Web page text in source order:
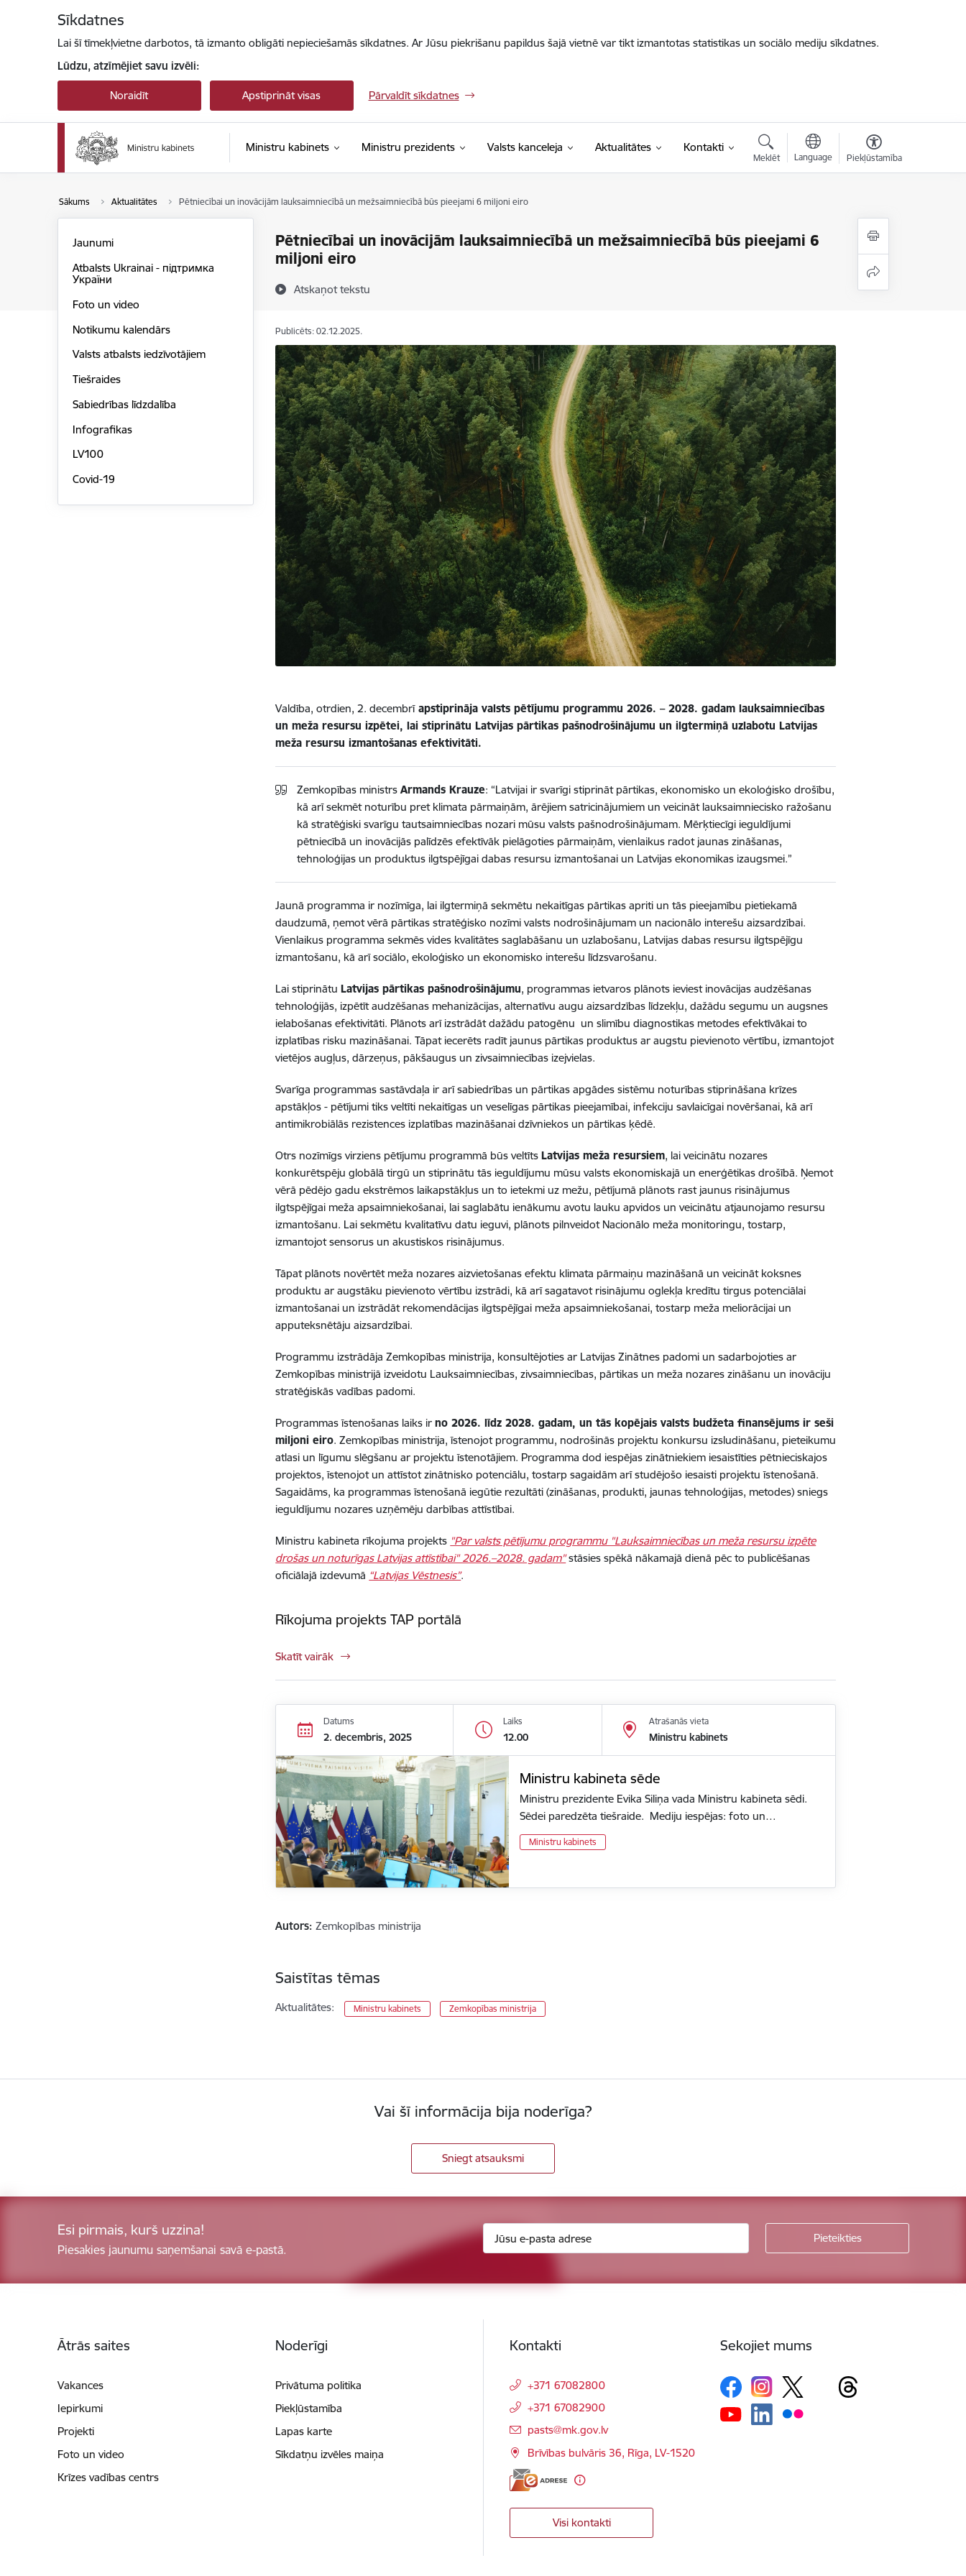
Sīkdatnes
Lai šī tīmekļvietne darbotos, tā izmanto obligāti nepieciešamās sīkdatnes. Ar Jūsu piekrišanu papildus šajā vietnē var tikt izmantotas statistikas un sociālo mediju sīkdatnes.
Lūdzu, atzīmējiet savu izvēli:
Noraidīt Apstiprināt visas Pārvaldīt sīkdatnes
Ministru kabinets Ministru prezidents Valsts kanceleja Aktualitātes Kontakti
Meklēt Language Piekļūstamība
Sākums Aktualitātes Pētniecībai un inovācijām lauksaimniecībā un mežsaimniecībā būs pieejami 6 miljoni eiro
Pētniecībai un inovācijām lauksaimniecībā un mežsaimniecībā būs pieejami 6
miljoni eiro
Atskaņot tekstu
Jaunumi
Atbalsts Ukrainai - підтримка
України
Foto un video
Notikumu kalendārs
Valsts atbalsts iedzīvotājiem
Tiešraides
Sabiedrības līdzdalība
Infografikas
LV100
Covid-19
Publicēts: 02.12.2025.
Valdība, otrdien, 2. decembrīapstiprināja valsts pētījumu programmu 2026. – 2028. gadam lauksaimniecības
un meža resursu izpētei, lai stiprinātu Latvijas pārtikas pašnodrošinājumu un ilgtermiņā uzlabotu Latvijas
meža resursu izmantošanas efektivitāti.
Zemkopības ministrsArmands Krauze: “Latvijai ir svarīgi stiprināt pārtikas, ekonomisko un ekoloģisko drošību,
kā arī sekmēt noturību pret klimata pārmaiņām, ārējiem satricinājumiem un veicināt lauksaimniecisko ražošanu
kā stratēģiski svarīgu tautsaimniecības nozari mūsu valsts pašnodrošinājumam. Mērķtiecīgi ieguldījumi
pētniecībā un inovācijās palīdzēs efektīvāk pielāgoties pārmaiņām, vienlaikus radot jaunas zināšanas,
tehnoloģijas un produktus ilgtspējīgai dabas resursu izmantošanai un Latvijas ekonomikas izaugsmei.”
Jaunā programma ir nozīmīga, lai ilgtermiņā sekmētu nekaitīgas pārtikas apriti un tās pieejamību pietiekamā
daudzumā, ņemot vērā pārtikas stratēģisko nozīmi valsts nodrošinājumam un nacionālo interešu aizsardzībai.
Vienlaikus programma sekmēs vides kvalitātes saglabāšanu un uzlabošanu, Latvijas dabas resursu ilgtspējīgu
izmantošanu, kā arī sociālo, ekoloģisko un ekonomisko interešu līdzsvarošanu.
Lai stiprinātuLatvijas pārtikas pašnodrošinājumu, programmas ietvaros plānots ieviest inovācijas audzēšanas
tehnoloģijās, izpētīt audzēšanas mehanizācijas, alternatīvu augu aizsardzības līdzekļu, dažādu segumu un augsnes
ielabošanas efektivitāti. Plānots arī izstrādāt dažādu patogēnu un slimību diagnostikas metodes efektīvākai to
izplatības risku mazināšanai. Tāpat iecerēts radīt jaunus pārtikas produktus ar augstu pievienoto vērtību, izmantojot
vietējos augļus, dārzeņus, pākšaugus un zivsaimniecības izejvielas.
Svarīga programmas sastāvdaļa ir arī sabiedrības un pārtikas apgādes sistēmu noturības stiprināšana krīzes
apstākļos - pētījumi tiks veltīti nekaitīgas un veselīgas pārtikas pieejamībai, infekciju savlaicīgai novēršanai, kā arī
antimikrobiālās rezistences izplatības mazināšanai dzīvniekos un pārtikas ķēdē.
Otrs nozīmīgs virziens pētījumu programmā būs veltītsLatvijas meža resursiem, lai veicinātu nozares
konkurētspēju globālā tirgū un stiprinātu tās ieguldījumu mūsu valsts ekonomiskajā un enerģētikas drošībā. Ņemot
vērā pēdējo gadu ekstrēmos laikapstākļus un to ietekmi uz mežu, pētījumā plānots rast jaunus risinājumus
ilgtspējīgai meža apsaimniekošanai, lai saglabātu ienākumu avotu lauku apvidos un veicinātu atjaunojamo resursu
izmantošanu. Lai sekmētu kvalitatīvu datu ieguvi, plānots pilnveidot Nacionālo meža monitoringu, tostarp,
izmantojot sensorus un akustiskos risinājumus.
Tāpat plānots novērtēt meža nozares aizvietošanas efektu klimata pārmaiņu mazināšanā un veicināt koksnes
produktu ar augstāku pievienoto vērtību izstrādi, kā arī sagatavot risinājumu oglekļa kredītu tirgus potenciālai
izmantošanai un izstrādāt rekomendācijas ilgtspējīgai meža apsaimniekošanai, tostarp meža meliorācijai un
apputeksnētāju aizsardzībai.
Programmu izstrādāja Zemkopības ministrija, konsultējoties ar Latvijas Zinātnes padomi un sadarbojoties ar
Zemkopības ministrijā izveidotu Lauksaimniecības, zivsaimniecības, pārtikas un meža nozares zināšanu un inovāciju
stratēģiskās vadības padomi.
Programmas īstenošanas laiks irno 2026. līdz 2028. gadam, un tās kopējais valsts budžeta finansējums ir seši
miljoni eiro. Zemkopības ministrija, īstenojot programmu, nodrošinās projektu konkursu izsludināšanu, pieteikumu
atlasi un līgumu slēgšanu ar projektu īstenotājiem. Programma dod iespējas zinātniekiem iesaistīties pētnieciskajos
projektos, īstenojot un attīstot zinātnisko potenciālu, tostarp sagaidām arī studējošo iesaisti projektu īstenošanā.
Sagaidāms, ka programmas īstenošanā iegūtie rezultāti (zināšanas, produkti, jaunas tehnoloģijas, metodes) sniegs
ieguldījumu nozares uzņēmēju darbības attīstībai.
Ministru kabineta rīkojuma projekts "Par valsts pētījumu programmu "Lauksaimniecības un meža resursu izpēte
drošas un noturīgas Latvijas attīstībai" 2026.–2028. gadam"stāsies spēkā nākamajā dienā pēc to publicēšanas
oficiālajā izdevumā “Latvijas Vēstnesis”.
Rīkojuma projekts TAP portālā
Skatīt vairāk
Datums
2. decembris, 2025
Laiks
12.00
Atrašanās vieta
Ministru kabinets
Ministru kabineta sēde
Ministru prezidente Evika Siliņa vada Ministru kabineta sēdi.
Sēdei paredzēta tiešraide. Mediju iespējas: foto un…
Ministru kabinets
Autors: Zemkopības ministrija
Saistītas tēmas
Aktualitātes: Ministru kabinets Zemkopības ministrija
Vai šī informācija bija noderīga?
Sniegt atsauksmi
Esi pirmais, kurš uzzina!
Piesakies jaunumu saņemšanai savā e-pastā.
Ātrās saites
Vakances
Iepirkumi
Projekti
Foto un video
Krīzes vadības centrs
Noderīgi
Privātuma politika
Piekļūstamība
Lapas karte
Sīkdatņu izvēles maiņa
Kontakti
+371 67082800
+371 67082900
E-pasts:
pasts@mk.gov.lv
Brīvības bulvāris 36, Rīga, LV-1520
Visi kontakti
Sekojiet mums